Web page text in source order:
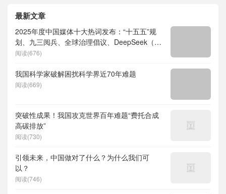
最新文章
2025年度中国媒体十大热词发布：“十五五”规
划、九三阅兵、全球治理倡议、DeepSeek（深
度求索）、人形机器人、苏超、票根经济、育
阅读(676)
我国科学家破解困扰科学界近70年难题
阅读(669)
突破性成果！我国攻克世界百年难题“费托合成
高碳排放”
阅读(730)
引领未来，中国做对了什么？为什么我们可
以？
阅读(746)